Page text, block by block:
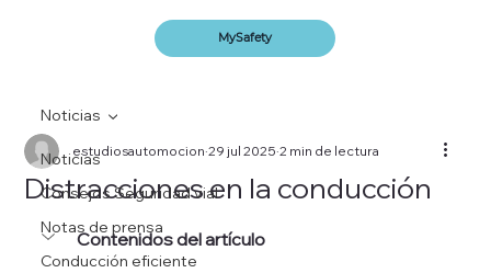
MySafety
Noticias
Consejos Seguridad vial
Notas de prensa
Conducción eficiente
Noticias
Distracciones en la conducción
estudiosautomocion 29 jul 2025 2 min de lectura
Contenidos del artículo